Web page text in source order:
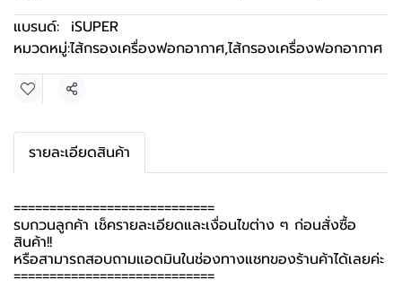
แบรนด์: iSUPER
หมวดหมู่:ไส้กรองเครื่องฟอกอากาศ,ไส้กรองเครื่องฟอกอากาศ
แชร์
รายละเอียดสินค้า
============================
รบกวนลูกค้า เช็ครายละเอียดและเงื่อนไขต่าง ๆ ก่อนสั่งซื้อ
สินค้า!!
หรือสามารถสอบถามแอดมินในช่องทางแชทของร้านค้าได้เลยค่ะ
============================